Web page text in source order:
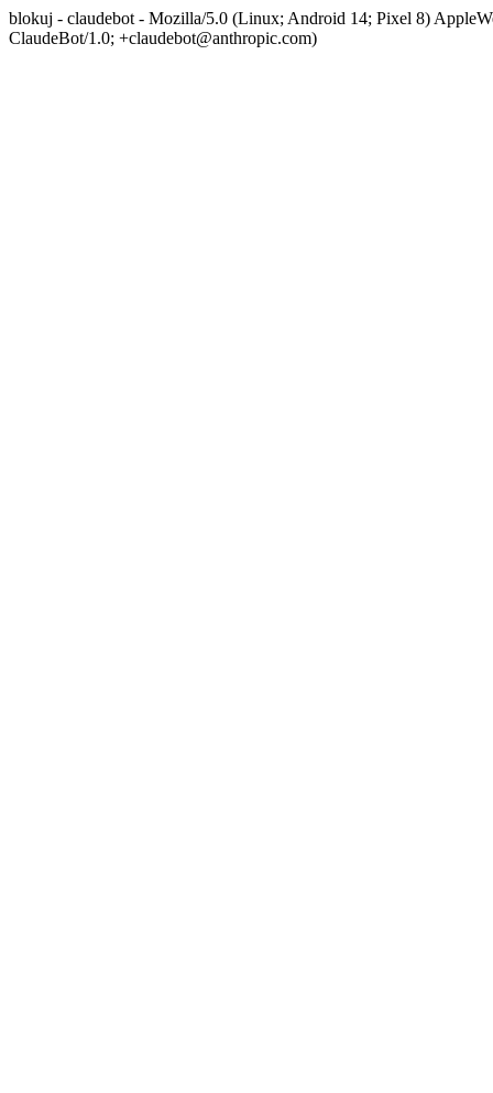
blokuj - claudebot - Mozilla/5.0 (Linux; Android 14; Pixel 8)
ClaudeBot/1.0; +claudebot@anthropic.com)